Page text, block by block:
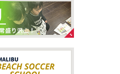
原外壁塗装専門店＊
♡今週は3連休明けからのスタ
かがお過ごしでしたでしょう
の応援に御殿場のほうまで行
思っていたら、強風で思って
わったと思ったら、急に寒く
週末に海へ
日曜日はちょっ
いる時からチクチクするなと
に身体中が痒い!!チンクイが大
...